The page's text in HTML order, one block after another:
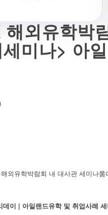
해외유학박
미나> 아
외유학박람회 내 대사관 세미나
데이 | 아일랜드유학 및 취업사례